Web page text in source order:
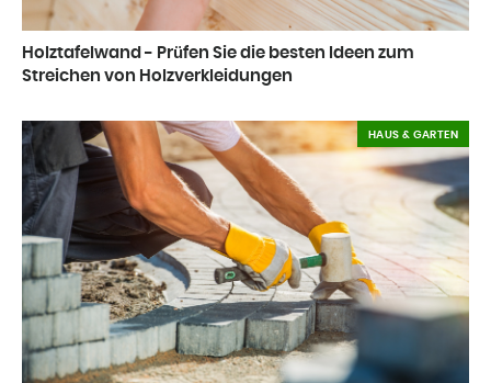
Holztafelwand - Prüfen Sie die besten Ideen zum
Streichen von Holzverkleidungen
HAUS & GARTEN